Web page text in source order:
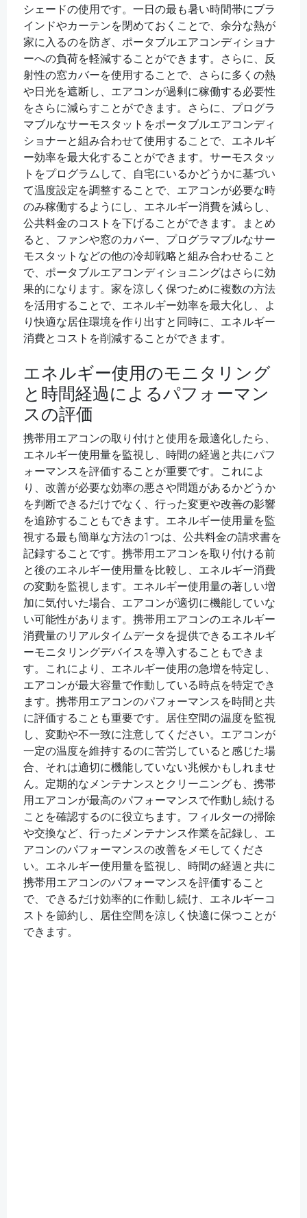
シェードの使用です。一日の最も暑い時間帯にブラ
インドやカーテンを閉めておくことで、余分な熱が
家に入るのを防ぎ、ポータブルエアコンディショナ
ーへの負荷を軽減することができます。さらに、反
射性の窓カバーを使用することで、さらに多くの熱
や日光を遮断し、エアコンが過剰に稼働する必要性
をさらに減らすことができます。さらに、プログラ
マブルなサーモスタットをポータブルエアコンディ
ショナーと組み合わせて使用することで、エネルギ
ー効率を最大化することができます。サーモスタッ
トをプログラムして、自宅にいるかどうかに基づい
て温度設定を調整することで、エアコンが必要な時
のみ稼働するようにし、エネルギー消費を減らし、
公共料金のコストを下げることができます。まとめ
ると、ファンや窓のカバー、プログラマブルなサー
モスタットなどの他の冷却戦略と組み合わせること
で、ポータブルエアコンディショニングはさらに効
果的になります。家を涼しく保つために複数の方法
を活用することで、エネルギー効率を最大化し、よ
り快適な居住環境を作り出すと同時に、エネルギー
消費とコストを削減することができます。
エネルギー使用のモニタリング
と時間経過によるパフォーマン
スの評価
携帯用エアコンの取り付けと使用を最適化したら、
エネルギー使用量を監視し、時間の経過と共にパフ
ォーマンスを評価することが重要です。これによ
り、改善が必要な効率の悪さや問題があるかどうか
を判断できるだけでなく、行った変更や改善の影響
を追跡することもできます。エネルギー使用量を監
視する最も簡単な方法の1つは、公共料金の請求書を
記録することです。携帯用エアコンを取り付ける前
と後のエネルギー使用量を比較し、エネルギー消費
の変動を監視します。エネルギー使用量の著しい増
加に気付いた場合、エアコンが適切に機能していな
い可能性があります。携帯用エアコンのエネルギー
消費量のリアルタイムデータを提供できるエネルギ
ーモニタリングデバイスを導入することもできま
す。これにより、エネルギー使用の急増を特定し、
エアコンが最大容量で作動している時点を特定でき
ます。携帯用エアコンのパフォーマンスを時間と共
に評価することも重要です。居住空間の温度を監視
し、変動や不一致に注意してください。エアコンが
一定の温度を維持するのに苦労していると感じた場
合、それは適切に機能していない兆候かもしれませ
ん。定期的なメンテナンスとクリーニングも、携帯
用エアコンが最高のパフォーマンスで作動し続ける
ことを確認するのに役立ちます。フィルターの掃除
や交換など、行ったメンテナンス作業を記録し、エ
アコンのパフォーマンスの改善をメモしてくださ
い。エネルギー使用量を監視し、時間の経過と共に
携帯用エアコンのパフォーマンスを評価すること
で、できるだけ効率的に作動し続け、エネルギーコ
ストを節約し、居住空間を涼しく快適に保つことが
できます。